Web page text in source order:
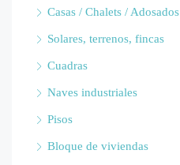
Casas / Chalets / Adosados
Solares, terrenos, fincas
Cuadras
Naves industriales
Pisos
Bloque de viviendas